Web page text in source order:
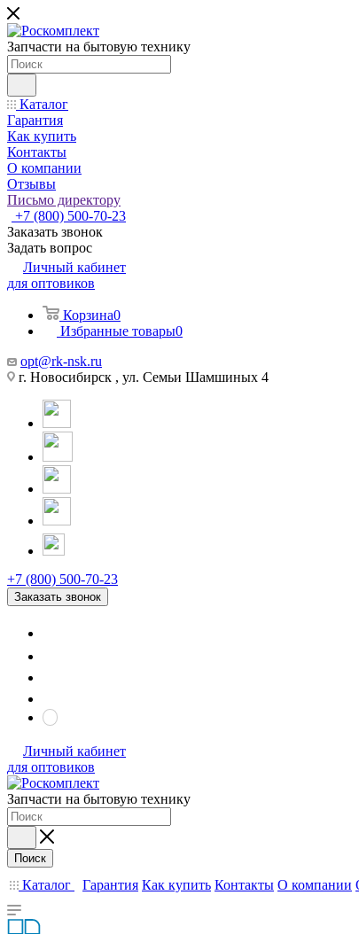
Запчасти на бытовую технику
Каталог
Гарантия
Как купить
Контакты
О компании
Отзывы
Письмо директору
+7 (800) 500-70-23
Заказать звонок
Задать вопрос
Личный кабинет
для оптовиков
Корзина0
Избранные товары0
opt@rk-nsk.ru
г. Новосибирск , ул. Семьи Шамшиных 4
+7 (800) 500-70-23
Заказать звонок
Личный кабинет
для оптовиков
Запчасти на бытовую технику
Поиск
Каталог Гарантия Как купить Контакты О компании